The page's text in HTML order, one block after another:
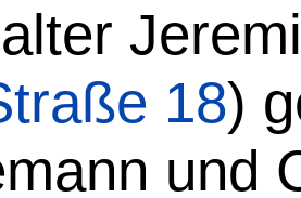
18)
und